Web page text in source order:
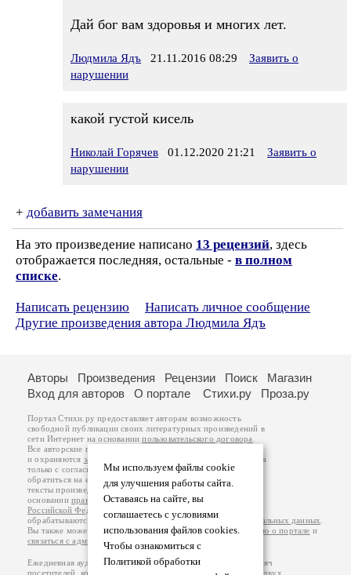
Дай бог вам здоровья и многих лет.
Людмила Ядъ 21.11.2016 08:29
Заявить о
нарушении
какой густой кисель
Николай Горячев 01.12.2020 21:21
Заявить о
нарушении
+ добавить замечания
На это произведение написано 13 рецензий, здесь
отображается последняя, остальные - в полном
списке.
Написать рецензию
Написать личное сообщение
Другие произведения автора Людмила Ядъ
Мы используем файлы cookie
для улучшения работы сайта.
Оставаясь на сайте, вы
соглашаетесь с условиями
использования файлов cookies.
Чтобы ознакомиться с
Политикой обработки
Авторы Произведения Рецензии Поиск
Магазин
Вход для авторов
О портале Стихи.ру Проза.ру
Портал Стихи.ру предоставляет авторам возможность
свободной публикации своих литературных произведений в
сети Интернет на основаниипользовательского договора
Все авторские права на произведения принадлежат авторам
и охраняются законом
. Перепечатка произведений возможна
только с согласия его автора, к которому вы можете
обратиться на его авторской странице. Ответственность за
тексты произведений авторы несут самостоятельно на
основанииправил публикацииизаконодательства
Российской Федерации
обрабатываются на основанииПолитики обработки персональных данных
Вы также можете посмотреть более подробнуюинформацию о портале и
связаться с администрацией
Ежедневная аудитория портала Стихи.ру – порядка 200 тысяч
посетителей, которые в общей сумме просматривают более двух